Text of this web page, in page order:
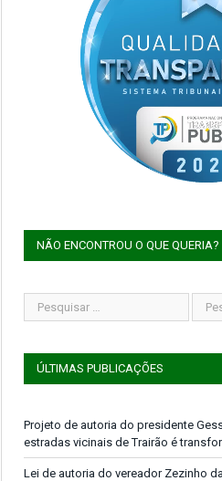
NÃO ENCONTROU O QUE QUERIA?
ÚLTIMAS PUBLICAÇÕES
Projeto de autoria do presidente
estradas vicinais de Trairão é
Lei de autoria do vereador Zezinho